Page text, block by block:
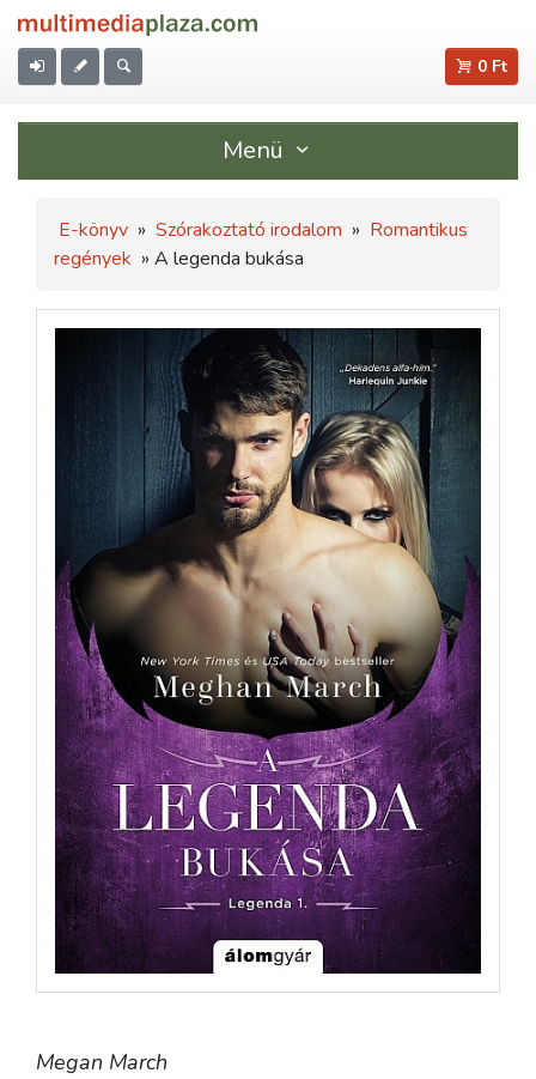
0 Ft
Menü
E-könyv » Szórakoztató irodalom » Romantikus
regények » A legenda bukása
Megan March